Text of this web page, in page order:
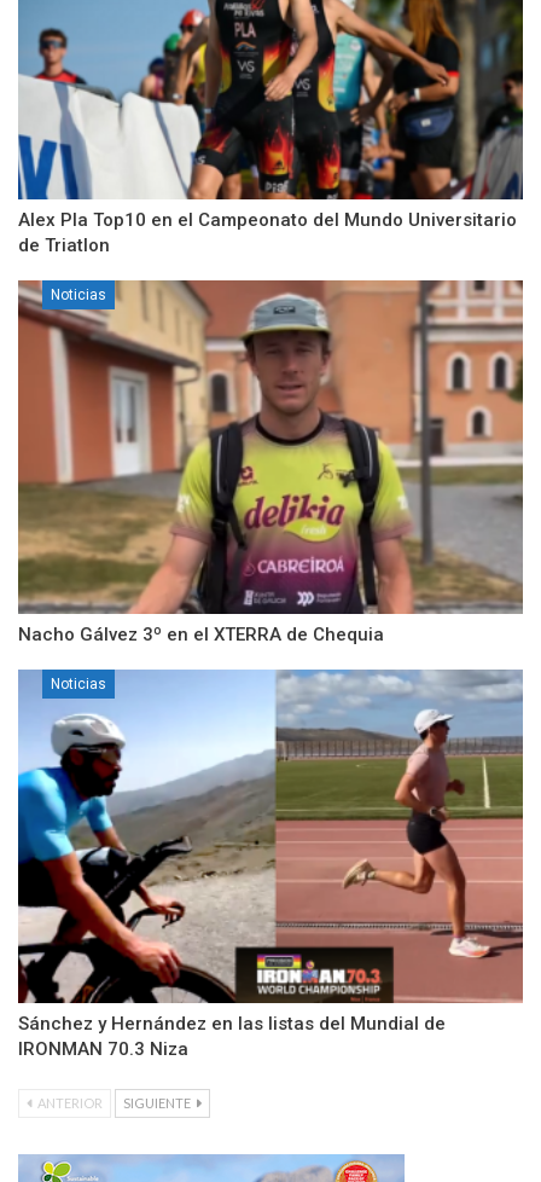
Alex Pla Top10 en el Campeonato del Mundo Universitario
de Triatlon
Noticias
Nacho Gálvez 3º en el XTERRA de Chequia
Noticias
Sánchez y Hernández en las listas del Mundial de
IRONMAN 70.3 Niza
ANTERIOR SIGUIENTE